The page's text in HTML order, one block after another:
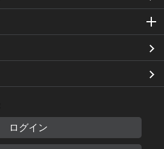
ログイン